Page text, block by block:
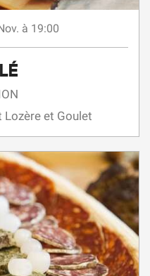
à 19:00
Lozère et Goulet